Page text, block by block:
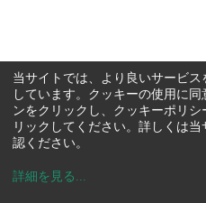
当サイトでは、より良いサービ
しています。クッキーの使用に
ンをクリックし、クッキーポリ
リックしてください。詳しくは当
認ください。
詳細を見る ...